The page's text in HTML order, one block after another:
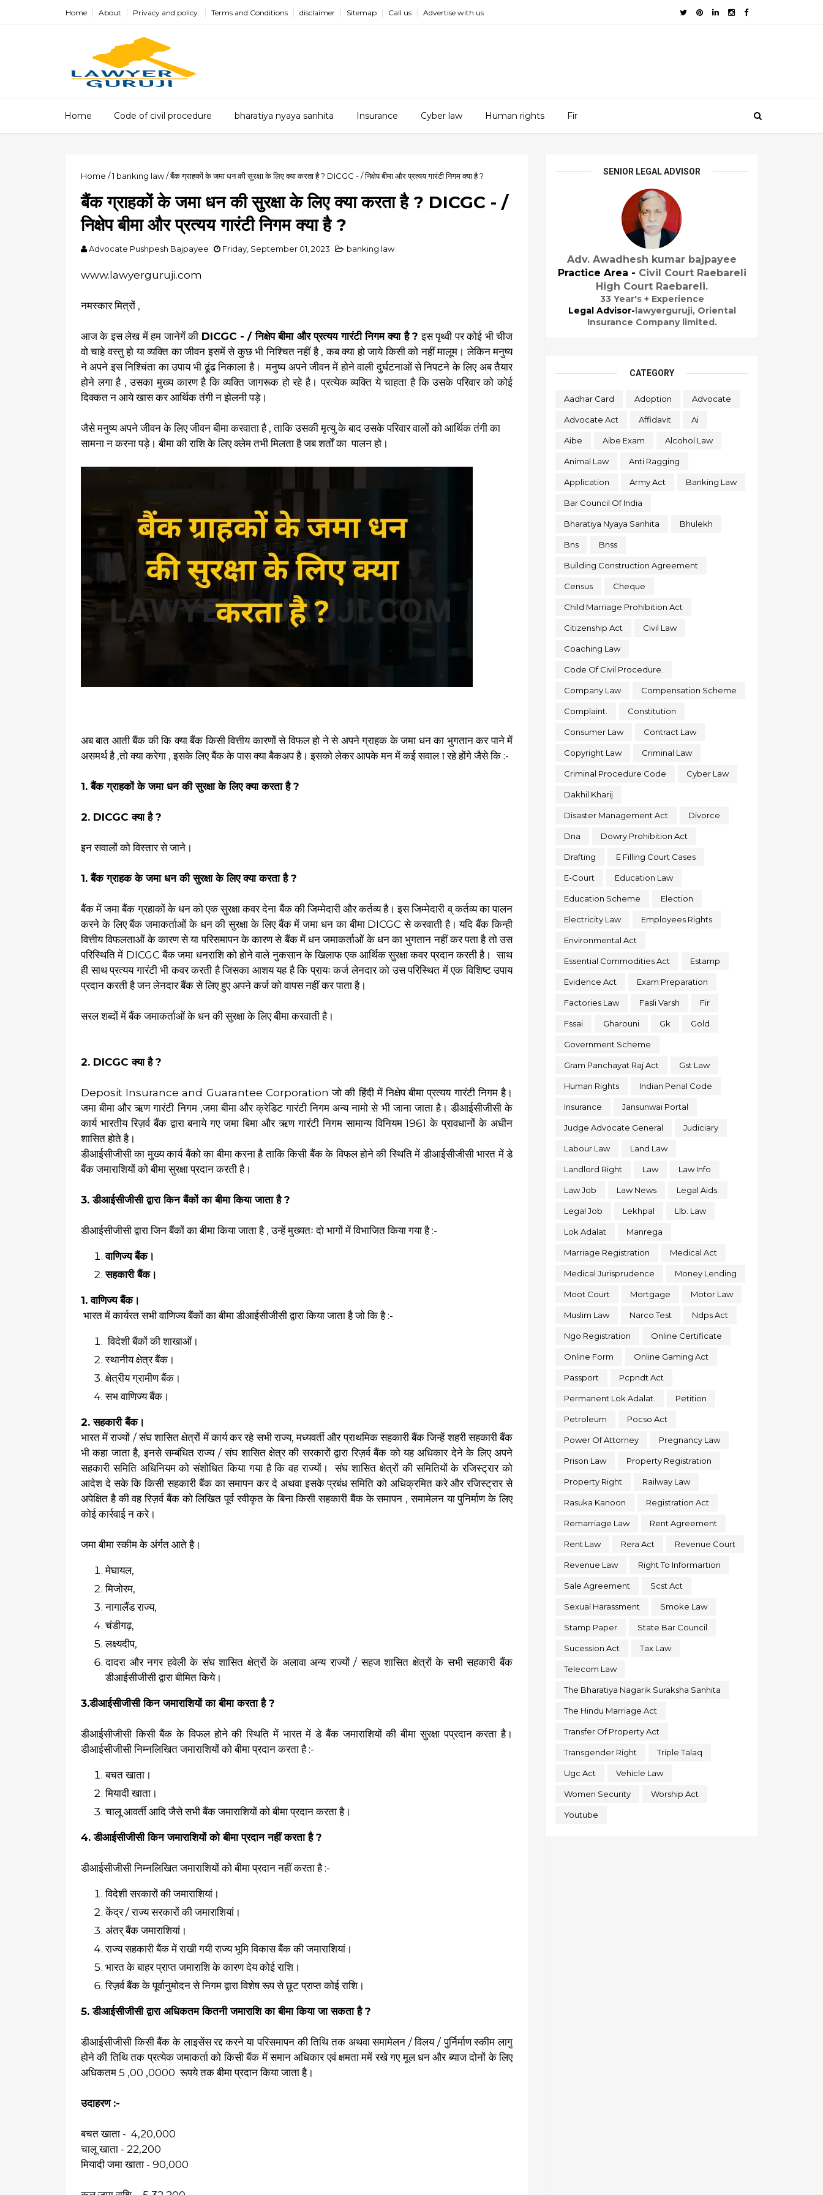
Home About Privacy and policy. Terms and Conditions disclaimer Sitemap Call us Advertise with us
Home Code of civil procedure bharatiya nyaya sanhita Insurance Cyber law Human rights Fir
Home /1 banking law/बैंक ग्राहकों के जमा धन की सुरक्षा के लिए क्या करता है ? DICGC - / निक्षेप बीमा और प्रत्यय गारंटी निगम क्या है ?
बैंक ग्राहकों के जमा धन की सुरक्षा के लिए क्या करता है ? DICGC - /
निक्षेप बीमा और प्रत्यय गारंटी निगम क्या है ?
Advocate Pushpesh Bajpayee Friday, September 01, 2023 banking law
www.lawyerguruji.com
नमस्कार मित्रों ,
आज के इस लेख में हम जानेगें की DICGC - / निक्षेप बीमा और प्रत्यय गारंटी निगम क्या है ? इस पृथ्वी पर कोई भी चीज
वो चाहे वस्तु हो या व्यक्ति का जीवन इसमें से कुछ भी निश्चित नहीं है , कब क्या हो जाये किसी को नहीं मालूम। लेकिन मनुष्य
ने अपने इस निश्चिंता का उपाय भी ढूंढ निकाला है। मनुष्य अपने जीवन में होने वाली दुर्घटनाओं से निपटने के लिए अब तैयार
होने लगा है , उसका मुख्य कारण है कि व्यक्ति जागरूक हो रहे है। प्रत्येक व्यक्ति ये चाहता है कि उसके परिवार को कोई
दिक्कत न आये खास कर आर्थिक तंगी न झेलनी पड़े।
जैसे मनुष्य अपने जीवन के लिए जीवन बीमा करवाता है , ताकि उसकी मृत्यु के बाद उसके परिवार वालों को आर्थिक तंगी का
सामना न करना पड़े। बीमा की राशि के लिए क्लेम तभी मिलता है जब शर्तों का पालन हो।
अब बात आती बैंक की कि क्या बैंक किसी वित्तीय कारणों से विफल हो ने से अपने ग्राहक के जमा धन का भुगतान कर पाने में
असमर्थ है ,तो क्या करेगा , इसके लिए बैंक के पास क्या बैकअप है। इसको लेकर आपके मन में कई सवाल ा रहे होंगे जैसे कि :-
1. बैंक ग्राहकों के जमा धन की सुरक्षा के लिए क्या करता है ?
2. DICGC क्या है ?
इन सवालों को विस्तार से जाने।
1. बैंक ग्राहक के जमा धन की सुरक्षा के लिए क्या करता है ?
बैंक में जमा बैंक ग्रहाकों के धन को एक सुरक्षा कवर देना बैंक की जिम्मेदारी और कर्तव्य है। इस जिम्मेदारी व् कर्तव्य का पालन
करने के लिए बैंक जमाकर्ताओं के धन की सुरक्षा के लिए बैंक में जमा धन का बीमा DICGC से करवाती है। यदि बैंक किन्ही
वित्तीय विफलताओं के कारण से या परिसमापन के कारण से बैंक में धन जमाकर्ताओं के धन का भुगतान नहीं कर पता है तो उस
परिस्थिति में DICGC बैंक जमा धनराशि को होने वाले नुकसान के खिलाफ एक आर्थिक सुरक्षा कवर प्रदान करती है। साथ
ही साथ प्रत्यय गारंटी भी कवर करती है जिसका आशय यह है कि प्रायः कर्ज लेनदार को उस परिस्थित में एक विशिष्ट उपाय
प्रदान करती है जन लेनदार बैंक से लिए हुए अपने कर्ज को वापस नहीं कर पाता है।
सरल शब्दों में बैंक जमाकर्ताओं के धन की सुरक्षा के लिए बीमा करवाती है।
2. DICGC क्या है ?
Deposit Insurance and Guarantee Corporation जो की हिंदी में निक्षेप बीमा प्रत्यय गारंटी निगम है।
जमा बीमा और ऋण गारंटी निगम ,जमा बीमा और क्रेडिट गारंटी निगम अन्य नामो से भी जाना जाता है। डीआईसीजीसी के
कार्य भारतीय रिज़र्व बैंक द्वारा बनाये गए जमा बिमा और ऋण गारंटी निगम सामान्य विनियम 1961 के प्रावधानों के अधीन
शासित होते है।
डीआईसीजीसी का मुख्य कार्य बैंको का बीमा करना है ताकि किसी बैंक के विफल होने की स्थिति में डीआईसीजीसी भारत में डे
बैंक जमाराशियों को बीमा सुरक्षा प्रदान करती है।
3. डीआईसीजीसी द्वारा किन बैंकों का बीमा किया जाता है ?
डीआईसीजीसी द्वारा जिन बैंकों का बीमा किया जाता है , उन्हें मुख्यतः दो भागों में विभाजित किया गया है :-
वाणिज्य बैंक।
सहकारी बैंक।
1. वाणिज्य बैंक।
भारत में कार्यरत सभी वाणिज्य बैंकों का बीमा डीआईसीजीसी द्वारा किया जाता है जो कि है :-
विदेशी बैंकों की शाखाओं।
स्थानीय क्षेत्र बैंक।
क्षेत्रीय ग्रामीण बैंक।
सभ वाणिज्य बैंक।
2. सहकारी बैंक।
भारत में राज्यों / संघ शासित क्षेत्रों में कार्य कर रहे सभी राज्य, मध्यवर्ती और प्राथमिक सहकारी बैंक जिन्हें शहरी सहकारी बैंक
भी कहा जाता है, इनसे सम्बंधित राज्य / संघ शासित क्षेत्र की सरकारों द्वारा रिज़र्व बैंक को यह अधिकार देने के लिए अपने
सहकारी समिति अधिनियम को संशोधित किया गया है कि वह राज्यों। संघ शासित क्षेत्रों की समितियों के रजिस्ट्रार को
आदेश दे सके कि किसी सहकारी बैंक का समापन कर दे अथवा इसके प्रबंध समिति को अधिक्रमित करे और रजिस्ट्रार से
अपेक्षित है की वह रिज़र्व बैंक को लिखित पूर्व स्वीकृत के बिना किसी सहकारी बैंक के समापन , समामेलन या पुनिर्माण के लिए
कोई कार्रवाई न करे।
जमा बीमा स्कीम के अंर्गत आते है।
मेघायल,
मिजोरम,
नागालैंड राज्य,
चंडीगढ़,
लक्ष्यदीप,
दादरा और नगर हवेली के संघ शासित क्षेत्रों के अलावा अन्य राज्यों / सहज शासित क्षेत्रों के सभी सहकारी बैंक
डीआईसीजीसी द्वारा बीमित किये।
3.डीआईसीजीसी किन जमाराशियों का बीमा करता है ?
डीआईसीजीसी किसी बैंक के विफल होने की स्थिति में भारत में डे बैंक जमाराशियों की बीमा सुरक्षा पप्रदान करता है।
डीआईसीजीसी निम्नलिखित जमाराशियों को बीमा प्रदान करता है :-
बचत खाता।
मियादी खाता।
चालू आवर्ती आदि जैसे सभी बैंक जमाराशियों को बीमा प्रदान करता है।
4. डीआईसीजीसी किन जमाराशियों को बीमा प्रदान नहीं करता है ?
डीआईसीजीसी निम्नलिखित जमाराशियों को बीमा प्रदान नहीं करता है :-
विदेशी सरकारों की जमाराशियां।
केंद्र / राज्य सरकारों की जमाराशियां।
अंतर् बैंक जमाराशियां।
राज्य सहकारी बैंक में राखी गयी राज्य भूमि विकास बैंक की जमाराशियां।
भारत के बाहर प्राप्त जमाराशि के कारण देय कोई राशि।
रिज़र्व बैंक के पूर्वानुमोदन से निगम द्वारा विशेष रूप से छूट प्राप्त कोई राशि।
5. डीआईसीजीसी द्वारा अधिकतम कितनी जमाराशि का बीमा किया जा सकता है ?
डीआईसीजीसी किसी बैंक के लाइसेंस रद्द करने या परिसमापन की तिथि तक अथवा समामेलन / विलय / पुर्निर्माण स्कीम लागु
होने की तिथि तक प्रत्येक जमाकर्ता को किसी बैंक में समान अधिकार एवं क्षमता ममें रखे गए मूल धन और ब्याज दोनों के लिए
अधिकतम 5 ,00 ,0000 रूपये तक बीमा प्रदान किया जाता है।
उदाहरण :-
बचत खाता - 4,20,000
चालू खाता - 22,200
मियादी जमा खाता - 90,000
SENIOR LEGAL ADVISOR
Adv. Awadhesh kumar bajpayee
Practice Area - Civil Court Raebareli
High Court Raebareli.
33 Year's + Experience
Legal Advisor-lawyerguruji, Oriental
Insurance Company limited.
CATEGORY
Aadhar Card Adoption Advocate
Advocate Act Affidavit Ai
Aibe Aibe Exam Alcohol Law
Animal Law Anti Ragging
Application Army Act Banking Law
Bar Council Of India
Bharatiya Nyaya Sanhita Bhulekh
Bns Bnss
Building Construction Agreement
Census Cheque
Child Marriage Prohibition Act
Citizenship Act Civil Law
Coaching Law
Code Of Civil Procedure.
Company Law Compensation Scheme
Complaint. Constitution
Consumer Law Contract Law
Copyright Law Criminal Law
Criminal Procedure Code Cyber Law
Dakhil Kharij
Disaster Management Act Divorce
Dna Dowry Prohibition Act
Drafting E Filling Court Cases
E-Court Education Law
Education Scheme Election
Electricity Law Employees Rights
Environmental Act
Essential Commodities Act Estamp
Evidence Act Exam Preparation
Factories Law Fasli Varsh Fir
Fssai Gharouni Gk Gold
Government Scheme
Gram Panchayat Raj Act Gst Law
Human Rights Indian Penal Code
Insurance Jansunwai Portal
Judge Advocate General Judiciary
Labour Law Land Law
Landlord Right Law Law Info
Law Job Law News Legal Aids.
Legal Job Lekhpal Llb. Law
Lok Adalat Manrega
Marriage Registration Medical Act
Medical Jurisprudence Money Lending
Moot Court Mortgage Motor Law
Muslim Law Narco Test Ndps Act
Ngo Registration Online Certificate
Online Form Online Gaming Act
Passport Pcpndt Act
Permanent Lok Adalat. Petition
Petroleum Pocso Act
Power Of Attorney Pregnancy Law
Prison Law Property Registration
Property Right Railway Law
Rasuka Kanoon Registration Act
Remarriage Law Rent Agreement
Rent Law Rera Act Revenue Court
Revenue Law Right To Informartion
Sale Agreement Scst Act
Sexual Harassment Smoke Law
Stamp Paper State Bar Council
Sucession Act Tax Law
Telecom Law
The Bharatiya Nagarik Suraksha Sanhita
The Hindu Marriage Act
Transfer Of Property Act
Transgender Right Triple Talaq
Ugc Act Vehicle Law
Women Security Worship Act
Youtube